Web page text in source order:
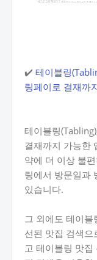
✔️ 테이블링
링페이로 결재까
테이블링
결재까지 가능한
약에 더 이상 불
링에서 방문일과
있습니다.
그 외에도 테이
선된 맛집 검색으
고 테이블링 맛